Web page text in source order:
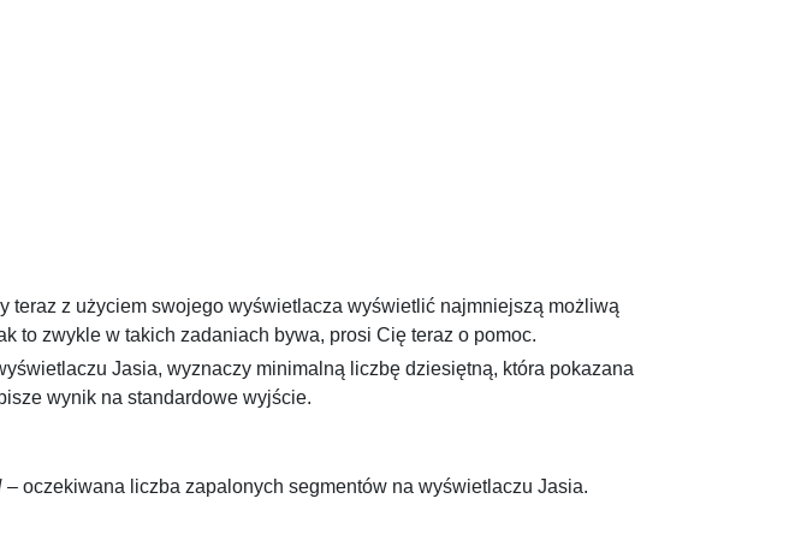
teraz z użyciem swojego wyświetlacza wyświetlić najmniejszą możliwą
to zwykle w takich zadaniach bywa, prosi Cię teraz o pomoc.
Jasia, wyznaczy minimalną liczbę dziesiętną, która pokazana
wynik na standardowe wyjście.
– oczekiwana liczba zapalonych segmentów na wyświetlaczu Jasia.